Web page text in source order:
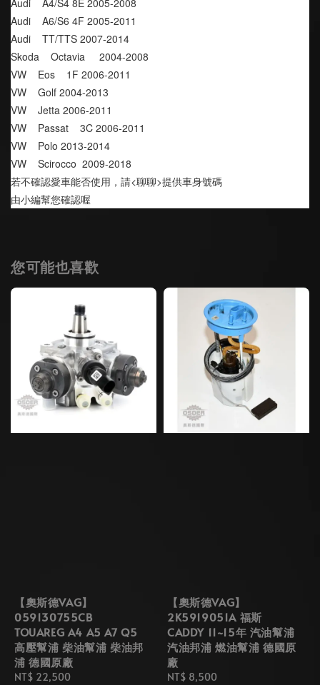
Audi    A4/S4 8E 2005-2008
Audi    A6/S6 4F 2005-2011
Audi    TT/TTS 2007-2014
Skoda    Octavia     2004-2008
VW    Eos    1F 2006-2011
VW    Golf 2004-2013
VW    Jetta 2006-2011
VW    Passat    3C 2006-2011
VW    Polo 2013-2014
VW    Scirocco  2009-2018
若不確認愛車能否使用，請<聊聊>提供車身號碼
由小編幫您確認喔
您可能也喜歡
【奧斯德VAG】
059130755CB
TOUAREG A4 A5 A7 Q5
高壓幫浦 柴油幫浦 柴油邦
浦 德國原廠
Regular
NT$ 22,500
【奧斯德VAG】
2K5919051A 福斯
CADDY 11~15年 汽油幫浦
汽油邦浦 燃油幫浦 德國原
廠
Regular
NT$ 8,500